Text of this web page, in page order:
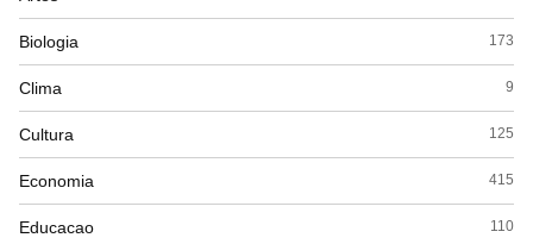
Biologia 173
Clima 9
Cultura 125
Economia 415
Educacao 110